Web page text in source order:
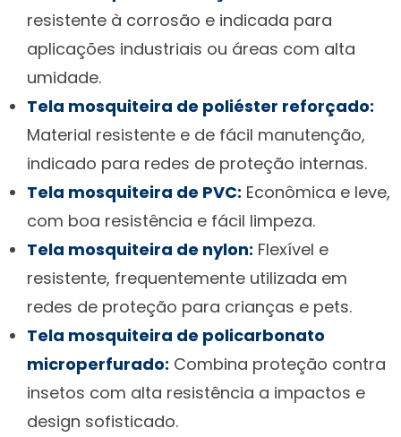
resistente à corrosão e indicada para
aplicações industriais ou áreas com alta
umidade.
Tela mosquiteira de poliéster reforçado:
Material resistente e de fácil manutenção,
indicado para redes de proteção internas.
Tela mosquiteira de PVC: Econômica e leve,
com boa resistência e fácil limpeza.
Tela mosquiteira de nylon: Flexível e
resistente, frequentemente utilizada em
redes de proteção para crianças e pets.
Tela mosquiteira de policarbonato
microperfurado: Combina proteção contra
insetos com alta resistência a impactos e
design sofisticado.